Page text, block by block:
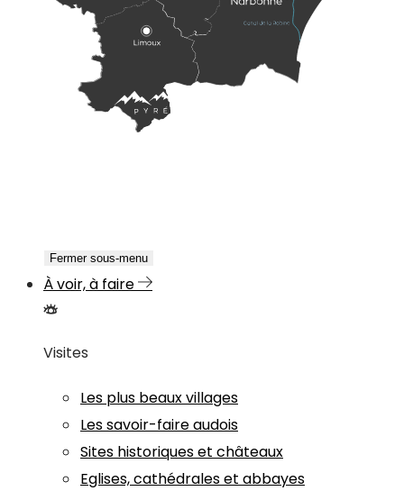
Fermer sous-menu
À voir, à faire
Visites
Les plus beaux villages
Les savoir-faire audois
Sites historiques et châteaux
Eglises, cathédrales et abbayes